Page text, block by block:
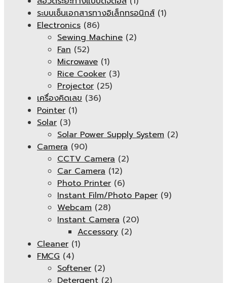
ระบบเซ็นเอกสารทางอิเล็กทรอนิกส์ (1)
Electronics (86)
Sewing Machine (2)
Fan (52)
Microwave (1)
Rice Cooker (3)
Projector (25)
เครื่องคิดเลข (36)
Pointer (1)
Solar (3)
Solar Power Supply System (2)
Camera (90)
CCTV Camera (2)
Car Camera (12)
Photo Printer (6)
Instant Film/Photo Paper (9)
Webcam (28)
Instant Camera (20)
Accessory (2)
Cleaner (1)
FMCG (4)
Softener (2)
Detergent (2)